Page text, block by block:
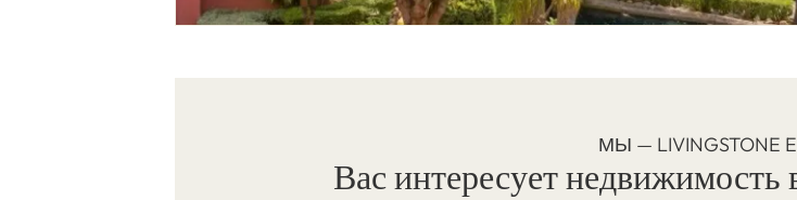
МЫ — LIVINGSTONE
Вас интересует недвижимость